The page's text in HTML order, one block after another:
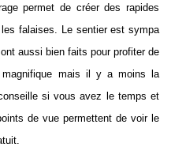
permet de créer des rapides
falaises. Le sentier est sympa
aussi bien faits pour profiter de
magnifique mais il y a moins la
si vous avez le temps et
de vue permettent de voir le